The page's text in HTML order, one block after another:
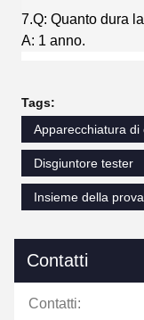
7.Q: Quanto dura
A: 1 anno.
Tags:
Apparecchiatura
Disgiuntore tester
Insieme della
Contatti
Contatti: